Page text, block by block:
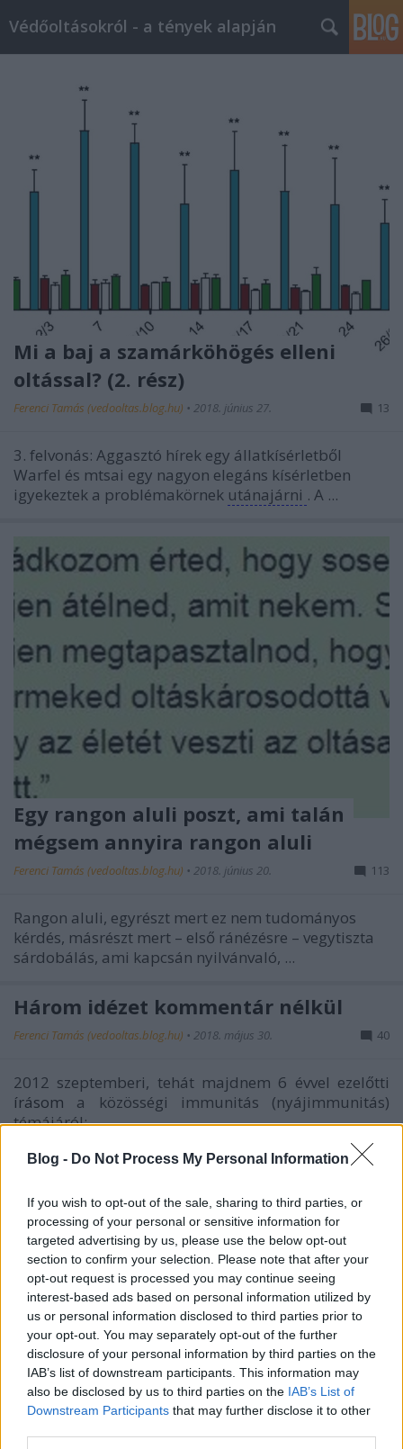
Blog - Do Not Process My Personal Information
If you wish to opt-out of the sale, sharing to third parties, or
processing of your personal or sensitive information for
targeted advertising by us, please use the below opt-out
section to confirm your selection. Please note that after your
opt-out request is processed you may continue seeing
interest-based ads based on personal information utilized by
us or personal information disclosed to third parties prior to
your opt-out. You may separately opt-out of the further
disclosure of your personal information by third parties on the
IAB’s list of downstream participants. This information may
also be disclosed by us to third parties on the IAB’s List of
Downstream Participants that may further disclose it to other
Védőoltásokról - a tények alapján
Mi a baj a szamárköhögés elleni
oltással? (2. rész)
Ferenci Tamás (vedooltas.blog.hu) • 2018. június 27. 13
3. felvonás: Aggasztó hírek egy állatkísérletből
Warfel és mtsai egy nagyon elegáns kísérletben
igyekeztek a problémakörnek utánajárni . A ...
Egy rangon aluli poszt, ami talán
mégsem annyira rangon aluli
Ferenci Tamás (vedooltas.blog.hu) • 2018. június 20. 113
Rangon aluli, egyrészt mert ez nem tudományos
kérdés, másrészt mert – első ránézésre – vegytiszta
sárdobálás, ami kapcsán nyilvánvaló, ...
Három idézet kommentár nélkül
Ferenci Tamás (vedooltas.blog.hu) • 2018. május 30. 40
2012 szeptemberi, tehát majdnem 6 évvel ezelőtti
írásom a közösségi immunitás (nyájimmunitás)
témájáról:
Új cikkem – Ferenci Tamás: A
varicella elleni védőoltás kapcsán
elemzésre van szükség (Hírvivő - a
Házi Gyermekorvosok Egyesületének
lapja)
Ferenci Tamás (vedooltas.blog.hu)•2018. május 14.
A Házi Gyermekorvosok Egyesületének igen
megtisztelő felkérésére írtam egy rövid cikket,
melyben összefoglaltam a gondolataimat a
bárányhimlő ...